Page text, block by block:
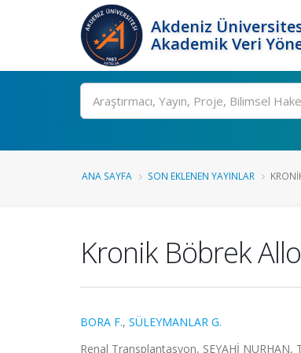
Akdeniz
Akademik Veri
Ara
ANA SAYFA SON EKLENEN YAYINLAR
Kronik Böbrek
BORA F., SÜLEYMANLAR G.
Renal Transplantasyon, SEYAHİ